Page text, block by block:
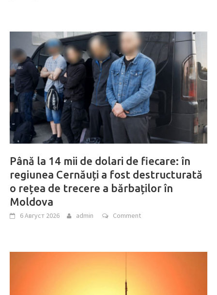
Până la 14 mii de dolari de fiecare: în
regiunea Cernăuți a fost destructurată
o rețea de trecere a bărbaților în
Moldova
6 Август 2026 admin Comment